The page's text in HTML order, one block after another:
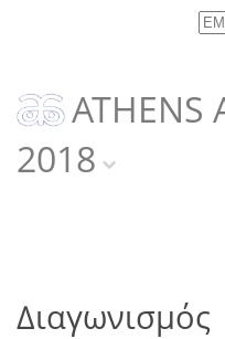
ATHENS
2018
Διαγωνισμός